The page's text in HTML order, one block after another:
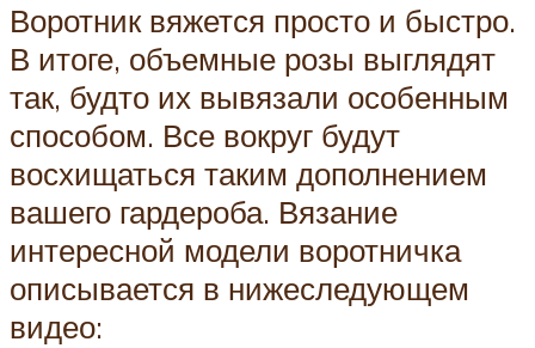
Воротник вяжется просто и быстро.
В итоге, объемные розы выглядят
так, будто их вывязали особенным
способом. Все вокруг будут
восхищаться таким дополнением
вашего гардероба. Вязание
интересной модели воротничка
описывается в нижеследующем
видео: